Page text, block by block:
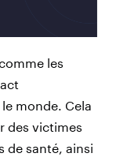
les
monde. Cela
des victimes
de santé, ainsi